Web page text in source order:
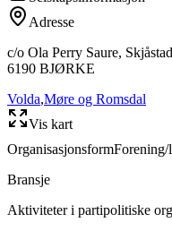
Adresse
c/o Ola Perry Saure,
6190 BJØRKE
Volda,Møre og Romsdal
Vis kart
Organisasjonsform
Bransje
Aktiviteter i partipolitiske